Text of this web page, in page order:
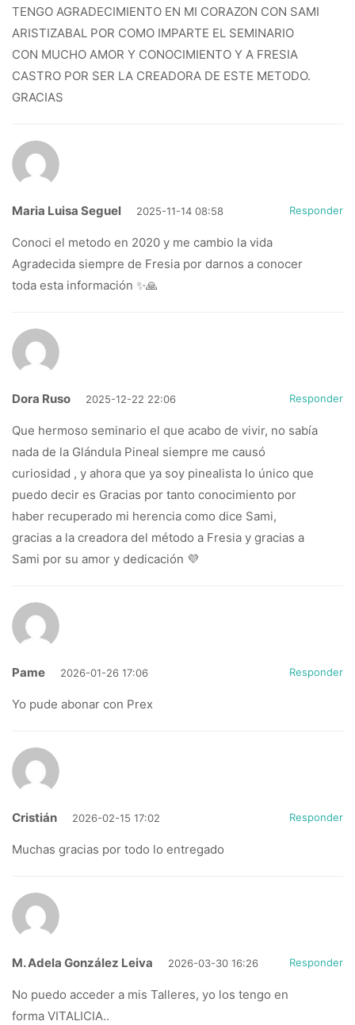
TENGO AGRADECIMIENTO EN MI CORAZON CON SAMI
ARISTIZABAL POR COMO IMPARTE EL SEMINARIO
CON MUCHO AMOR Y CONOCIMIENTO Y A FRESIA
CASTRO POR SER LA CREADORA DE ESTE METODO.
GRACIAS
Maria Luisa Seguel 2025-11-14 08:58 Responder
Conoci el metodo en 2020 y me cambio la vida
Agradecida siempre de Fresia por darnos a conocer
toda esta información ✨🙏
Dora Ruso 2025-12-22 22:06 Responder
Que hermoso seminario el que acabo de vivir, no sabía
nada de la Glándula Pineal siempre me causó
curiosidad , y ahora que ya soy pinealista lo único que
puedo decir es Gracias por tanto conocimiento por
haber recuperado mi herencia como dice Sami,
gracias a la creadora del método a Fresia y gracias a
Sami por su amor y dedicación 💜
Pame 2026-01-26 17:06 Responder
Yo pude abonar con Prex
Cristián 2026-02-15 17:02 Responder
Muchas gracias por todo lo entregado
M. Adela González Leiva 2026-03-30 16:26 Responder
No puedo acceder a mis Talleres, yo los tengo en
forma VITALICIA..